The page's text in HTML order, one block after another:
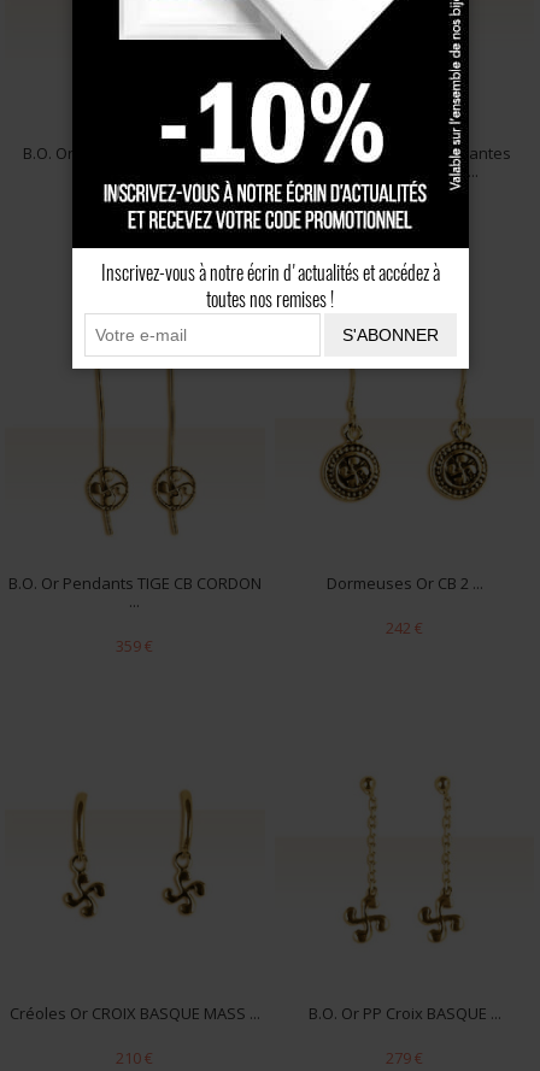
B.O. Or Pendants TIGE CB M1 ...
450 €
Boucles d'oreilles Pendantes
CROIX BASQUE OR ...
379 €
B.O. Or Pendants TIGE CB CORDON
...
359 €
Dormeuses Or CB 2 ...
242 €
Créoles Or CROIX BASQUE MASS ...
210 €
B.O. Or PP Croix BASQUE ...
279 €
Inscrivez-vous à notre écrin d'actualités et accédez à
toutes nos remises !
S'ABONNER